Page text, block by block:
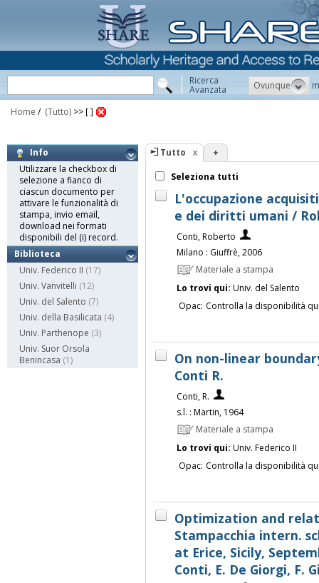
Ricerca
Avanzata Ovunque
Home / (Tutto) >>[ ]
Info
Utilizzare la checkbox di
selezione a fianco di
ciascun documento per
attivare le funzionalità di
stampa, invio email,
download nei formati
disponibili del (i) record.
Biblioteca
Univ. Federico II (17)
Univ. Vanvitelli (12)
Univ. del Salento (7)
Univ. della Basilicata (4)
Univ. Parthenope (3)
Univ. Suor Orsola
Benincasa (1)
Tutto +
Seleziona tutti
L'occupazione
e dei diritti umani /
Conti, Roberto
Milano : Giuffrè, 2006
Materiale a stampa
Lo trovi qui: Univ. del Salento
Opac: Controlla la disponibilità
On non-linear
Conti R.
Conti, R.
s.l. : Martin, 1964
Materiale a stampa
Lo trovi qui: Univ. Federico II
Opac: Controlla la disponibilità
Optimization and
Stampacchia intern.
at Erice, Sicily,
Conti, E. De Giorgi, F.